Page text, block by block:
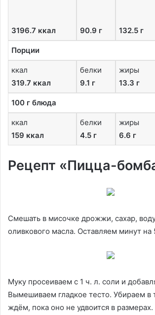
3196.7 ккал 90.9 г 132.5 г
Порции
ккал
319.7 ккал
белки
9.1 г
жиры
13.3 г
100 г блюда
ккал
159 ккал
белки
4.5 г
жиры
6.6 г
Рецепт «Пицца-
Смешать в мисочке дрожжи, сахар,
оливкового масла. Оставляем минут на
Муку просеиваем с 1 ч. л. соли и
Вымешиваем гладкое тесто. Убираем в
ждём, пока оно не удвоится в размерах.